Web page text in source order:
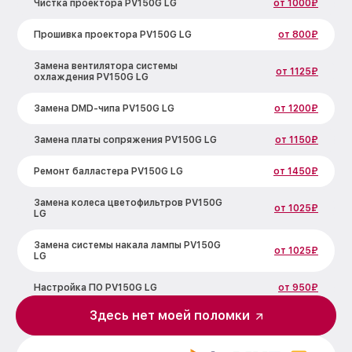
Чистка проектора PV150G LG от 1000₽
Прошивка проектора PV150G LG от 800₽
Замена вентилятора системы
охлаждения PV150G LG
от 1125₽
Замена DMD-чипа PV150G LG от 1200₽
Замена платы сопряжения PV150G LG от 1150₽
Ремонт балластера PV150G LG от 1450₽
Замена колеса цветофильтров PV150G
LG
от 1025₽
Замена системы накала лампы PV150G
LG
от 1025₽
Настройка ПО PV150G LG от 950₽
Ремонт системной платы PV150G LG
Здесь нет моей поломки